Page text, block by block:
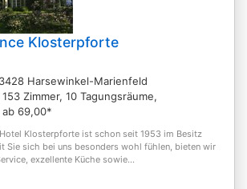
Klosterpforte
Harsewinkel-Marienfeld
Zimmer, 10 Tagungsräume,
ab 69,00*
Klosterpforte ist schon seit 1953 im Besitz
Sie sich bei uns besonders wohl fühlen, bieten wir
exzellente Küche sowie...